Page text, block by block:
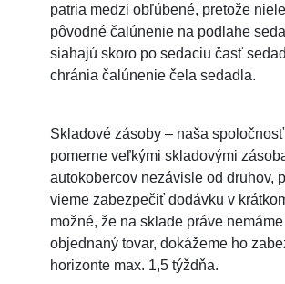
patria medzi obľúbené, pretože
pôvodné čalúnenie na podlahe
siahajú skoro po sedaciu časť
chránia čalúnenie čela sedadla.
Skladové zásoby – naša
pomerne veľkými skladovými
autokobercov nezávisle od druhov,
vieme zabezpečiť dodávku v
možné, že na sklade práve
objednaný tovar, dokážeme ho
horizonte max. 1,5 týždňa.